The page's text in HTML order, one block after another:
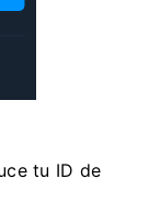
tu ID de